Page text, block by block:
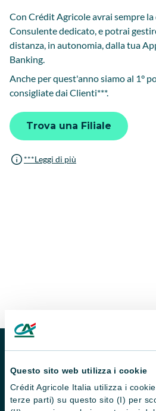
Questo sito web utilizza i cookie
Crédit Agricole Italia utilizza i
terze parti) su questo sito (I) per
Con Crédit Agricole avrai sempre
Consulente dedicato, e potrai
distanza, in autonomia, dalla tua
Banking.
Anche per quest'anno siamo al 1°
consigliate dai Clienti***.
Trova una Filiale
***Leggi di più
Calcola la